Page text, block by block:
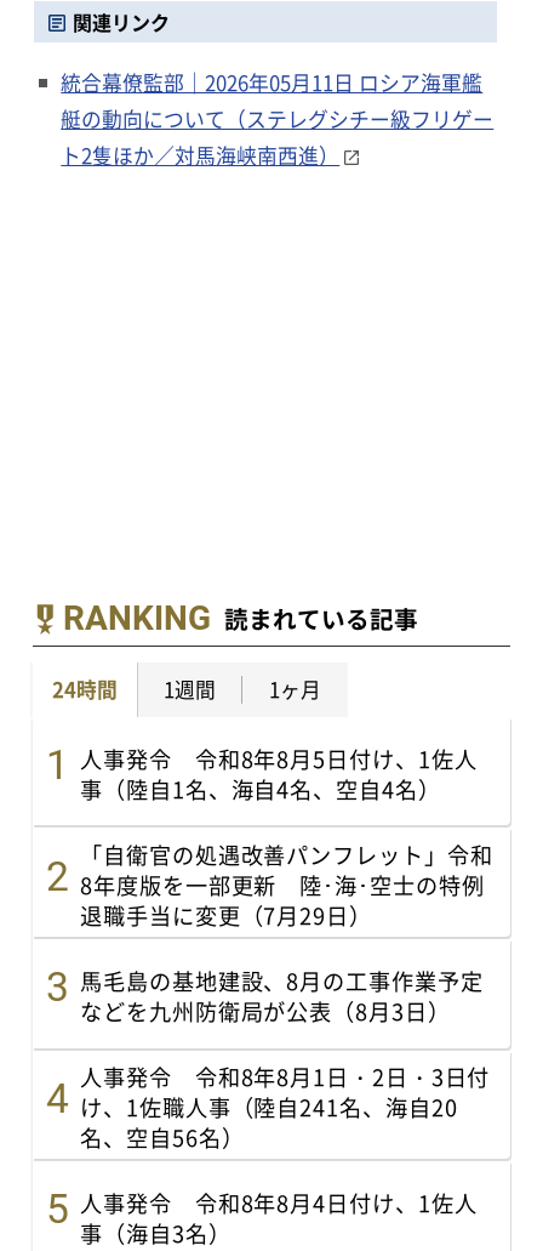
関連リンク
統合幕僚監部｜2026年05月11日 ロシア海軍艦
艇の動向について（ステレグシチー級フリゲー
ト2隻ほか／対馬海峡南西進）
RANKING 読まれている記事
24時間 1週間 1ヶ月
人事発令 令和8年8月5日付け、1佐人
事（陸自1名、海自4名、空自4名）
「自衛官の処遇改善パンフレット」令和
8年度版を一部更新 陸･海･空士の特例
退職手当に変更（7月29日）
馬毛島の基地建設、8月の工事作業予定
などを九州防衛局が公表（8月3日）
人事発令 令和8年8月1日・2日・3日付
け、1佐職人事（陸自241名、海自20
名、空自56名）
人事発令 令和8年8月4日付け、1佐人
事（海自3名）